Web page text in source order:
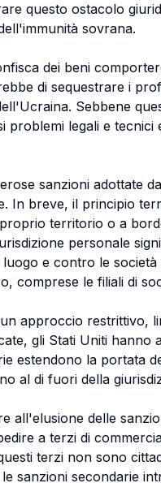
questo ostacolo
sovrana.
dei beni
di sequestrare i
Sebbene
legali e
sanzioni adottate
In breve, il principio
territorio o a
personale
e contro le
comprese le filiali di
approccio restrittivo,
gli Stati Uniti hanno
estendono la portata
al di fuori della
all'elusione delle
a terzi di
terzi non sono
sanzioni secondarie